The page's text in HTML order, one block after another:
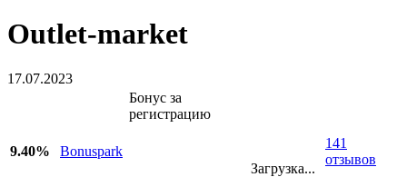
Outlet-market
17.07.2023
Бонус за
регистрацию
9.40%
Bonuspark
Загрузка...
141
отзывов